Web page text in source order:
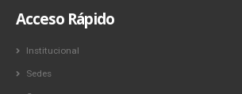
Acceso Rápido
Institucional
Sedes